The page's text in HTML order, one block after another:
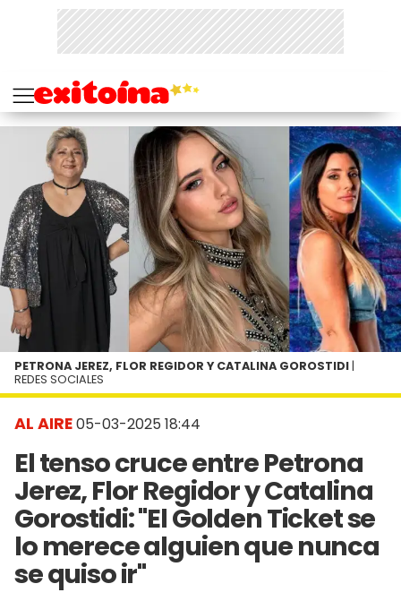
AL AIRE05-03-2025 18:44
El tenso cruce entre Petrona
Jerez, Flor Regidor y Catalina
Gorostidi: "El Golden Ticket se
lo merece alguien que nunca
se quiso ir"
PETRONA JEREZ, FLOR REGIDOR Y CATALINA GOROSTIDI |
REDES SOCIALES